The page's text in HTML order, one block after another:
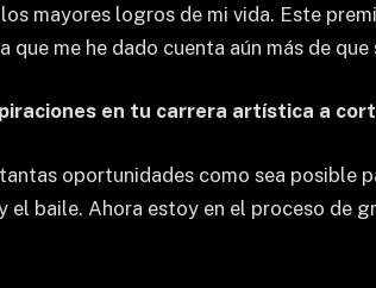
mayores logros de mi vida. Este
que me he dado cuenta aún más de
en tu carrera artística a
oportunidades como sea posible
el baile. Ahora estoy en el proceso de